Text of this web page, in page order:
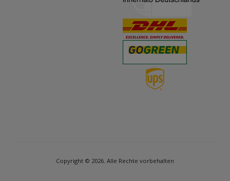
Copyright © 2026. Alle Rechte vorbehalten